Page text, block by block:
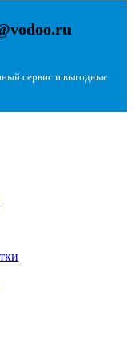
сервис и выгодные